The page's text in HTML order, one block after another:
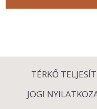
TÉRKŐ
JOGI